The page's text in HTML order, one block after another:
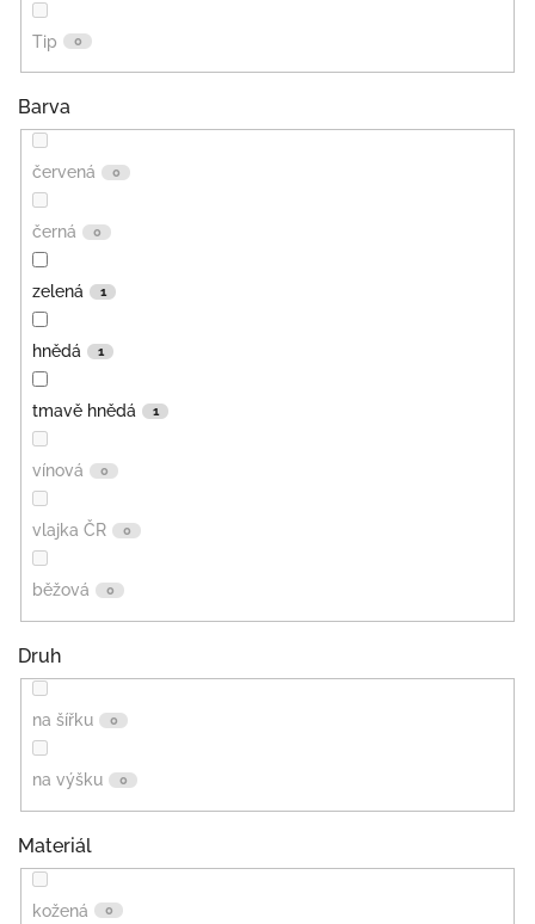
Tip 0
Barva
červená 0
černá 0
zelená 1
hnědá 1
tmavě hnědá 1
vínová 0
vlajka ČR 0
běžová 0
Druh
na šířku 0
na výšku 0
Materiál
kožená 0